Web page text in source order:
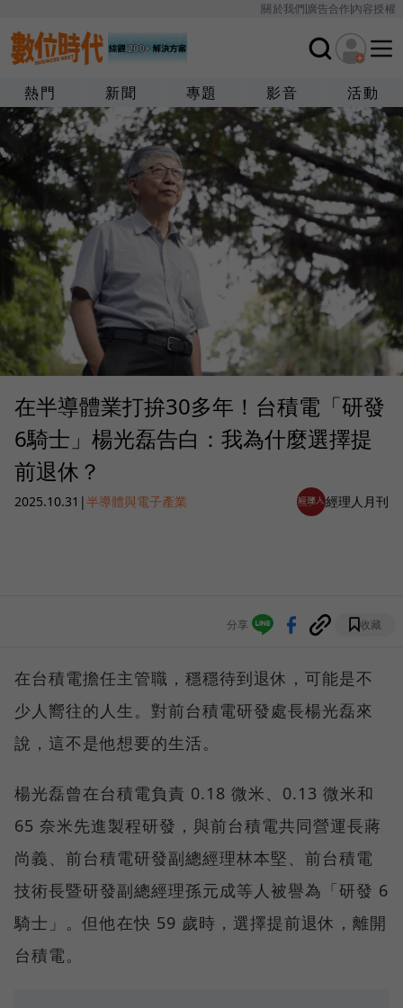
關於我們廣告合作內容授權
熱門 新聞 專題 影音 活動
在半導體業打拚30多年！台積電「研發
6騎士」楊光磊告白：我為什麼選擇提
前退休？
2025.10.31 |半導體與電子產業 經理人月刊
分享 收藏
在台積電擔任主管職，穩穩待到退休，可能是不
少人嚮往的人生。對前台積電研發處長楊光磊來
說，這不是他想要的生活。
楊光磊曾在台積電負責 0.18 微米、0.13 微米和
65 奈米先進製程研發，與前台積電共同營運長蔣
尚義、前台積電研發副總經理林本堅、前台積電
技術長暨研發副總經理孫元成等人被譽為「研發 6
騎士」。但他在快 59 歲時，選擇提前退休，離開
台積電。